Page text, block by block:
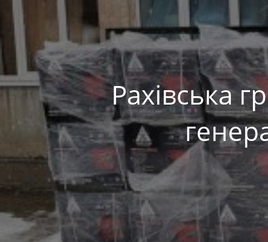
Рахівська